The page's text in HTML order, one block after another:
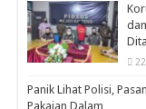
Panik Lihat Polisi,
Pakaian Dalam